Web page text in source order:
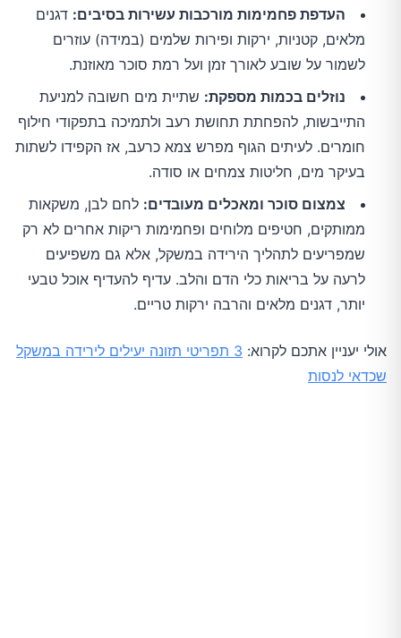
העדפת פחמימות מורכבות עשירות בסיבים: דגנים
מלאים, קטניות, ירקות ופירות שלמים (במידה) עוזרים
לשמור על שובע לאורך זמן ועל רמת סוכר מאוזנת.
נוזלים בכמות מספקת: שתיית מים חשובה למניעת
התייבשות, להפחתת תחושת רעב ולתמיכה בתפקודי חילוף
חומרים. לעיתים הגוף מפרש צמא כרעב, אז הקפידו לשתות
בעיקר מים, חליטות צמחים או סודה.
צמצום סוכר ומאכלים מעובדים: לחם לבן, משקאות
ממותקים, חטיפים מלוחים ופחמימות ריקות אחרים לא רק
שמפריעים לתהליך הירידה במשקל, אלא גם משפיעים
לרעה על בריאות כלי הדם והלב. עדיף להעדיף אוכל טבעי
יותר, דגנים מלאים והרבה ירקות טריים.
אולי יעניין אתכם לקרוא:
3 תפריטי תזונה יעילים לירידה במשקל
שכדאי לנסות